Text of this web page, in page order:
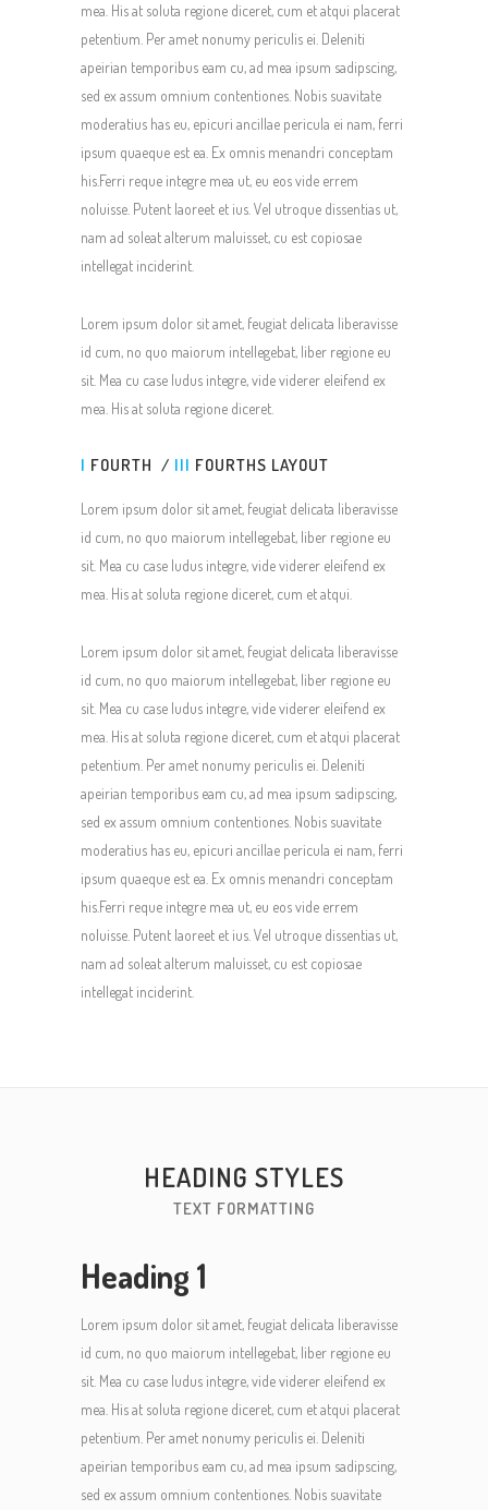
mea. His at soluta regione diceret, cum et atqui placerat
petentium. Per amet nonumy periculis ei. Deleniti
apeirian temporibus eam cu, ad mea ipsum sadipscing,
sed ex assum omnium contentiones. Nobis suavitate
moderatius has eu, epicuri ancillae pericula ei nam, ferri
ipsum quaeque est ea. Ex omnis menandri conceptam
his.Ferri reque integre mea ut, eu eos vide errem
noluisse. Putent laoreet et ius. Vel utroque dissentias ut,
nam ad soleat alterum maluisset, cu est copiosae
intellegat inciderint.
Lorem ipsum dolor sit amet, feugiat delicata liberavisse
id cum, no quo maiorum intellegebat, liber regione eu
sit. Mea cu case ludus integre, vide viderer eleifend ex
mea. His at soluta regione diceret.
I FOURTH / III FOURTHS LAYOUT
Lorem ipsum dolor sit amet, feugiat delicata liberavisse
id cum, no quo maiorum intellegebat, liber regione eu
sit. Mea cu case ludus integre, vide viderer eleifend ex
mea. His at soluta regione diceret, cum et atqui.
Lorem ipsum dolor sit amet, feugiat delicata liberavisse
id cum, no quo maiorum intellegebat, liber regione eu
sit. Mea cu case ludus integre, vide viderer eleifend ex
mea. His at soluta regione diceret, cum et atqui placerat
petentium. Per amet nonumy periculis ei. Deleniti
apeirian temporibus eam cu, ad mea ipsum sadipscing,
sed ex assum omnium contentiones. Nobis suavitate
moderatius has eu, epicuri ancillae pericula ei nam, ferri
ipsum quaeque est ea. Ex omnis menandri conceptam
his.Ferri reque integre mea ut, eu eos vide errem
noluisse. Putent laoreet et ius. Vel utroque dissentias ut,
nam ad soleat alterum maluisset, cu est copiosae
intellegat inciderint.
HEADING STYLES
TEXT FORMATTING
Heading 1
Lorem ipsum dolor sit amet, feugiat delicata liberavisse
id cum, no quo maiorum intellegebat, liber regione eu
sit. Mea cu case ludus integre, vide viderer eleifend ex
mea. His at soluta regione diceret, cum et atqui placerat
petentium. Per amet nonumy periculis ei. Deleniti
apeirian temporibus eam cu, ad mea ipsum sadipscing,
sed ex assum omnium contentiones. Nobis suavitate